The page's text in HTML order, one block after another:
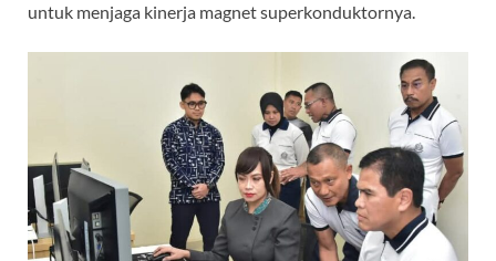
untuk menjaga kinerja magnet superkonduktornya.